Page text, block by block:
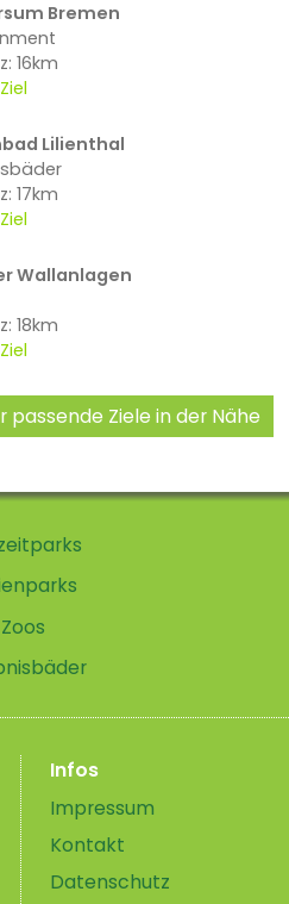
Bremen
16km
Lilienthal
17km
Wallanlagen
18km
passende Ziele in der Nähe
Zoos
Infos
Impressum
Kontakt
Datenschutz